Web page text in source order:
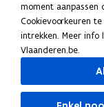
Pers
Volg Statistiek
opent in nieuw
moment aanpassen
Cookievoorkeuren
intrekken. Meer info
Vlaanderen.be.